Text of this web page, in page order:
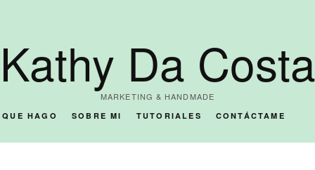
Kathy Da Costa
MARKETING & HANDMADE
HAGO SOBRE MI TUTORIALES CONTÁCTAME